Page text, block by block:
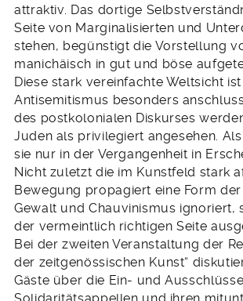
attraktiv. Das dortige
Seite von Marginalisierten und
stehen, begünstigt die Vorstellung
manichäisch in gut und böse
Diese stark vereinfachte Weltsicht
Antisemitismus besonders
des postkolonialen Diskurses
Juden als privilegiert angesehen.
sie nur in der Vergangenheit in
Nicht zuletzt die im Kunstfeld stark
Bewegung propagiert eine Form
Gewalt und Chauvinismus ignoriert,
der vermeintlich richtigen Seite
Bei der zweiten Veranstaltung der
der zeitgenössischen Kunst“
Gäste über die Ein- und